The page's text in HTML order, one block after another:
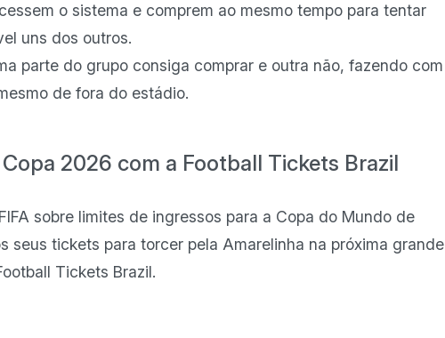
o sistema e comprem ao mesmo tempo para tentar
uns dos outros.
parte do grupo consiga comprar e outra não, fazendo com
de fora do estádio.
2026 com a Football Tickets Brazil
sobre limites de ingressos para a Copa do Mundo de
seus tickets para torcer pela Amarelinha na próxima grande
Tickets Brazil.